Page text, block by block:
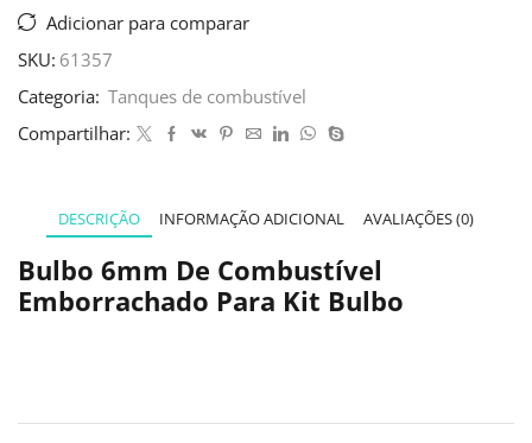
Adicionar para comparar
SKU: 61357
Categoria: Tanques de combustível
Compartilhar:
DESCRIÇÃO INFORMAÇÃO ADICIONAL AVALIAÇÕES (0)
Bulbo 6mm De Combustível
Emborrachado Para Kit Bulbo